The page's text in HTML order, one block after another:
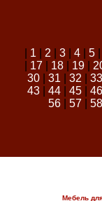
1 2 3| 4| 5|
17| 18| 19|
30| 31 32 33
43| 44| 45| 46
56| 57| 58
Мебель